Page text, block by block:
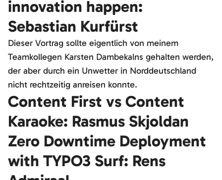
innovation happen:
Sebastian Kurfürst
Dieser Vortrag sollte eigentlich von meinem
Teamkollegen Karsten Dambekalns gehalten werden,
der aber durch ein Unwetter in Norddeutschland
nicht rechtzeitig anreisen konnte.
Content First vs Content
Karaoke: Rasmus Skjoldan
Zero Downtime Deployment
with TYPO3 Surf: Rens